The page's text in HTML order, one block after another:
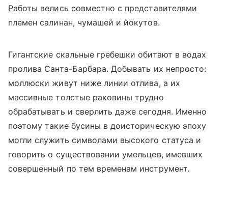
Работы велись совместно с представителями
племен салинан, чумашей и йокутов.
Гигантские скальные гребешки обитают в водах
пролива Санта-Барбара. Добывать их непросто:
моллюски живут ниже линии отлива, а их
массивные толстые раковины трудно
обрабатывать и сверлить даже сегодня. Именно
поэтому такие бусины в доисторическую эпоху
могли служить символами высокого статуса и
говорить о существовании умельцев, имевших
совершенный по тем временам инструмент.